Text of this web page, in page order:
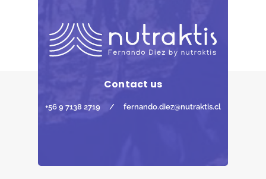
Contact us
+56 9 7138 2719 / fernando.diez@nutraktis.cl